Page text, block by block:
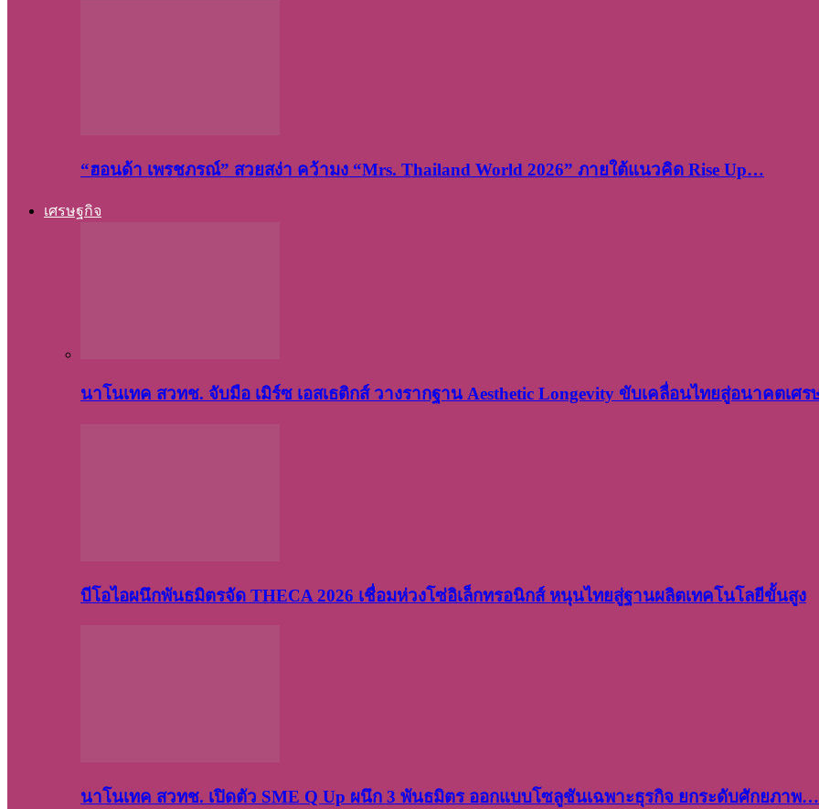
“ฮอนด้า เพรชภรณ์” สวยสง่า คว้ามง “Mrs. Thailand World 2026” ภายใต้แนวคิด Rise Up…
เศรษฐกิจ
นาโนเทค สวทช. จับมือ เมิร์ซ เอสเธติกส์ วางรากฐาน Aesthetic Longevity ขับเคลื่อนไทยสู่อนาคตเ
บีโอไอผนึกพันธมิตรจัด THECA 2026 เชื่อมห่วงโซ่อิเล็กทรอนิกส์ หนุนไทยสู่ฐานผลิตเทคโนโลยีขั้นสูง
นาโนเทค สวทช. เปิดตัว SME Q Up ผนึก 3 พันธมิตร ออกแบบโซลูชันเฉพาะธุรกิจ ยกระดับศักยภาพ…